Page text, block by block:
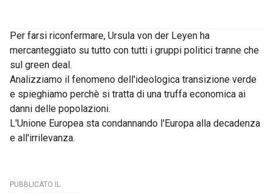
Per farsi riconfermare, Ursula von der Leyen ha
mercanteggiato su tutto con tutti i gruppi politici tranne che
sul green deal.
Analizziamo il fenomeno dell'ideologica transizione verde
e spieghiamo perchè si tratta di una truffa economica ai
danni delle popolazioni.
L'Unione Europea sta condannando l'Europa alla decadenza
e all'irrilevanza.
PUBBLICATO IL